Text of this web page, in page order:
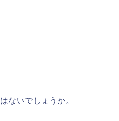
ないでしょうか。